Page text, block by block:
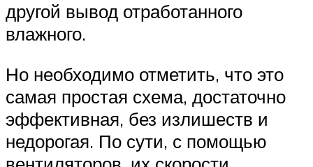
другой вывод отработанного
влажного.
Но необходимо отметить, что это
самая простая схема, достаточно
эффективная, без излишеств и
недорогая. По сути, с помощью